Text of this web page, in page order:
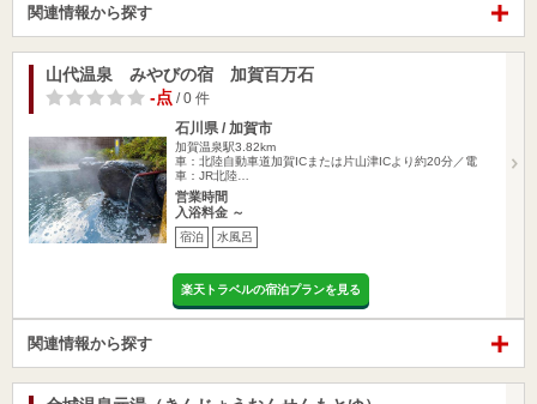
関連情報から探す
山代温泉 みやびの宿 加賀百万石
-点 / 0 件
石川県 / 加賀市
加賀温泉駅3.82km
車：北陸自動車道加賀ICまたは片山津ICより約20分／電
車：JR北陸…
営業時間
入浴料金 ～
宿泊 水風呂
楽天トラベルの宿泊プランを見る
関連情報から探す